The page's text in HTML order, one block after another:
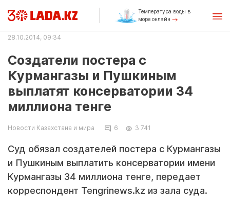
Температура воды в
море онлайн
28.10.2014, 09:34
Создатели постера с
Курмангазы и Пушкиным
выплатят консерватории 34
миллиона тенге
Новости Казахстана и мира 6 3 741
Суд обязал создателей постера с Курмангазы
и Пушкиным выплатить консерватории имени
Курмангазы 34 миллиона тенге, передает
корреспондент Tengrinews.kz из зала суда.